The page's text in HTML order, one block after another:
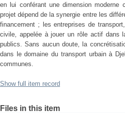
en lui conférant une dimension moderne
projet dépend de la synergie entre les
financement ; les entreprises de
civile, appelée à jouer un rôle actif dans
publics. Sans aucun doute, la
dans le domaine du transport urbain à
communes.
Show full item record
Files in this item